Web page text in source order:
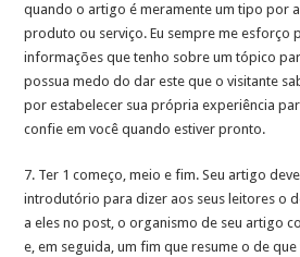
quando o artigo é meramente um tipo por
produto ou serviço. Eu sempre me esforço
informações que tenho sobre um tópico
possua medo do dar este que o visitante
por estabelecer sua própria experiência
confie em você quando estiver pronto.
7. Ter 1 começo, meio e fim. Seu artigo
introdutório para dizer aos seus leitores o
a eles no post, o organismo de seu artigo
e, em seguida, um fim que resume o de